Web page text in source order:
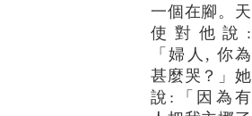
一個在腳。天
使對他說:
「婦人, 你為
甚麼哭？」她
說:「因為有